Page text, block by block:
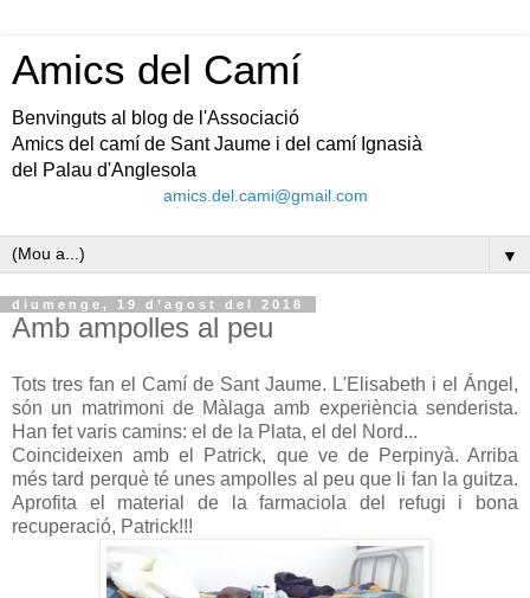
Amics del Camí
Benvinguts al blog de l'Associació
Amics del camí de Sant Jaume i del camí Ignasià
del Palau d'Anglesola
amics.del.cami@gmail.com
▼
diumenge, 19 d’agost del 2018
Amb ampolles al peu
Tots tres fan el Camí de Sant Jaume. L'Elisabeth i el Ángel,
són un matrimoni de Màlaga amb experiència senderista.
Han fet varis camins: el de la Plata, el del Nord...
Coincideixen amb el Patrick, que ve de Perpinyà. Arriba
més tard perquè té unes ampolles al peu que li fan la guitza.
Aprofita el material de la farmaciola del refugi i bona
recuperació, Patrick!!!